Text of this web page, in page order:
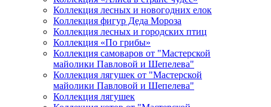
Коллекция лесных и новогодних елок
Коллекция фигур Деда Мороза
Коллекция лесных и городских птиц
Коллекция «По грибы»
Коллекция самоваров от "Мастерской
майолики Павловой и Шепелева"
Коллекция лягушек от "Мастерской
майолики Павловой и Шепелева"
Коллекция лягушек